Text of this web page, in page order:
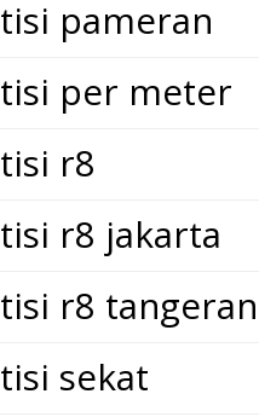
pameran
per meter
r8
r8 jakarta
r8
sekat